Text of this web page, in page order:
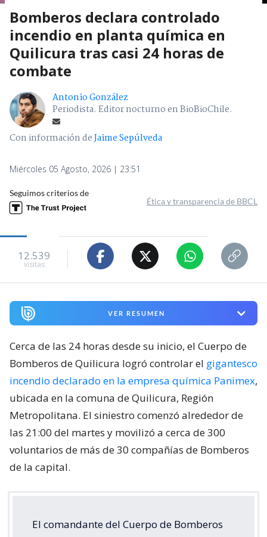
Bomberos declara controlado
incendio en planta química en
Quilicura tras casi 24 horas de
combate
Antonio González
Periodista. Editor nocturno en BioBioChile.
Con información deJaime Sepúlveda
Miércoles 05 Agosto, 2026 | 23:51
Seguimos criterios de
Ética y transparencia de BBCL
12.539
visitas
VER RESUMEN
Cerca de las 24 horas desde su inicio, el Cuerpo de
Bomberos de Quilicura logró controlar el gigantesco
incendio declarado en la empresa química Panimex,
ubicada en la comuna de Quilicura, Región
Metropolitana. El siniestro comenzó alrededor de
las 21:00 del martes y movilizó a cerca de 300
voluntarios de más de 30 compañías de Bomberos
de la capital.
El comandante del Cuerpo de Bomberos